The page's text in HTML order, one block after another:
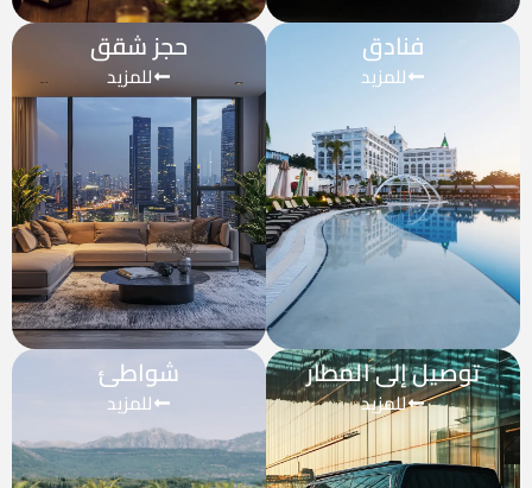
حجز شقق
للمزيد
إلى المطار
للمزيد
شواطئ